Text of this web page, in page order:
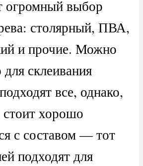
огромный выбор
столярный, ПВА,
и прочие. Можно
для склеивания
все, однако,
хорошо
с составом — тот
подходят для